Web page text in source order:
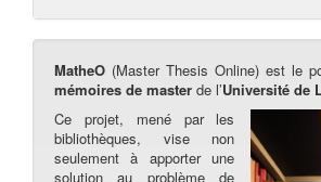
MatheO (Master Thesis Online) est le
mémoires de master de l’Université de
Ce projet, mené par les
bibliothèques, vise non
seulement à apporter une
solution au problème de